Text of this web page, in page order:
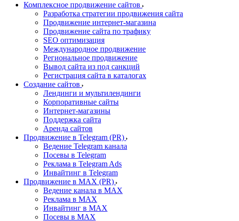
Комплексное продвижение сайтов
Разработка стратегии продвижения сайта
Продвижение интернет-магазина
Продвижение сайта по трафику
SEO оптимизация
Международное продвижение
Региональное продвижение
Вывод сайта из под санкций
Регистрация сайта в каталогах
Создание сайтов
Лендинги и мультилендинги
Корпоративные сайты
Интернет-магазины
Поддержка сайта
Аренда сайтов
Продвижение в Telegram (PR)
Ведение Telegram канала
Посевы в Telegram
Реклама в Telegram Ads
Инвайтинг в Telegram
Продвижение в MAX (PR)
Ведение канала в MAX
Реклама в MAX
Инвайтинг в MAX
Посевы в MAX